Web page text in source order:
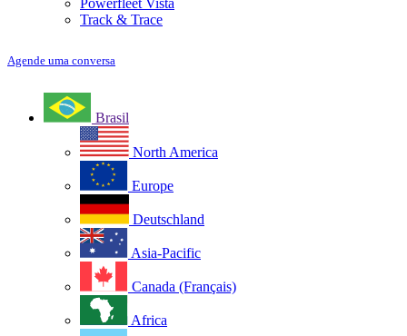
Powerfleet Vista
Track & Trace
Agende uma conversa
Brasil
North America
Europe
Deutschland
Asia-Pacific
Canada (Français)
Africa